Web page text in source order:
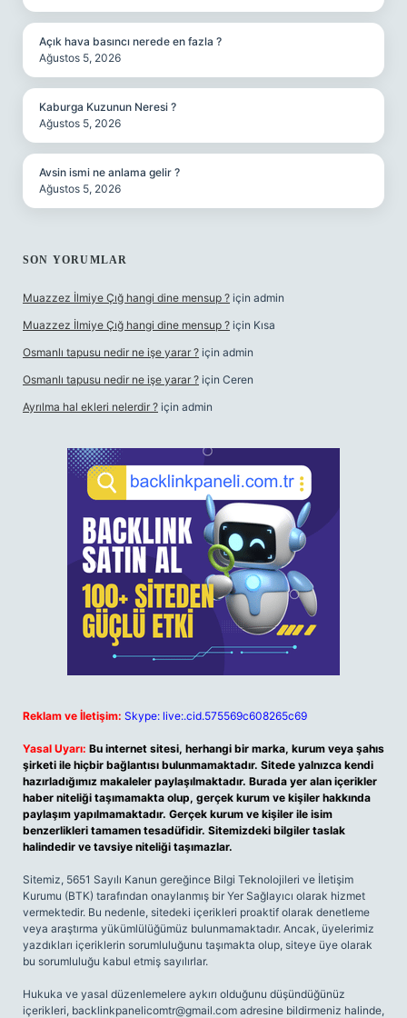
Açık hava basıncı nerede en fazla ?
Ağustos 5, 2026
Kaburga Kuzunun Neresi ?
Ağustos 5, 2026
Avsin ismi ne anlama gelir ?
Ağustos 5, 2026
SON YORUMLAR
Muazzez İlmiye Çığ hangi dine mensup ? için admin
Muazzez İlmiye Çığ hangi dine mensup ? için Kısa
Osmanlı tapusu nedir ne işe yarar ? için admin
Osmanlı tapusu nedir ne işe yarar ? için Ceren
Ayrılma hal ekleri nelerdir ? için admin
Reklam ve İletişim: Skype: live:.cid.575569c608265c69
Yasal Uyarı: Bu internet sitesi, herhangi bir marka, kurum veya şahıs
şirketi ile hiçbir bağlantısı bulunmamaktadır. Sitede yalnızca kendi
hazırladığımız makaleler paylaşılmaktadır. Burada yer alan içerikler
haber niteliği taşımamakta olup, gerçek kurum ve kişiler hakkında
paylaşım yapılmamaktadır. Gerçek kurum ve kişiler ile isim
benzerlikleri tamamen tesadüfidir. Sitemizdeki bilgiler taslak
halindedir ve tavsiye niteliği taşımazlar.
Sitemiz, 5651 Sayılı Kanun gereğince Bilgi Teknolojileri ve İletişim
Kurumu (BTK) tarafından onaylanmış bir Yer Sağlayıcı olarak hizmet
vermektedir. Bu nedenle, sitedeki içerikleri proaktif olarak denetleme
veya araştırma yükümlülüğümüz bulunmamaktadır. Ancak, üyelerimiz
yazdıkları içeriklerin sorumluluğunu taşımakta olup, siteye üye olarak
bu sorumluluğu kabul etmiş sayılırlar.
Hukuka ve yasal düzenlemelere aykırı olduğunu düşündüğünüz
içerikleri, backlinkpanelicomtr@gmail.com adresine bildirmeniz halinde,